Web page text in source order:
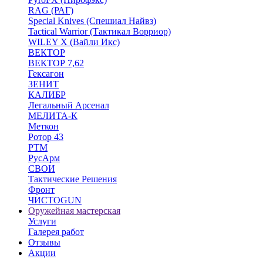
RAG (РАГ)
Special Knives (Спешиал Найвз)
Tactical Warrior (Тактикал Ворриор)
WILEY X (Вайли Икс)
ВЕКТОР
ВЕКТОР 7,62
Гексагон
ЗЕНИТ
КАЛИБР
Легальный Арсенал
МЕЛИТА-К
Меткон
Ротор 43
РТМ
РусАрм
СВОИ
Тактические Решения
Фронт
ЧИСТОGUN
Оружейная мастерская
Услуги
Галерея работ
Отзывы
Акции